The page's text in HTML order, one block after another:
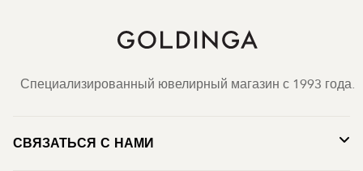
Специализированный ювелирный магазин с 1993 года.
СВЯЗАТЬСЯ С НАМИ